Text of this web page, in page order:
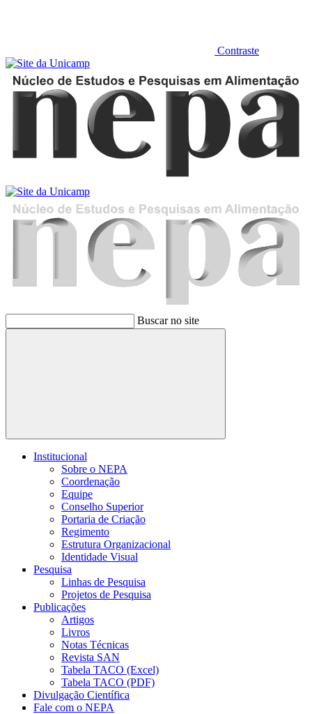
Contraste
Buscar no site
Buscar
Institucional
Sobre o NEPA
Coordenação
Equipe
Conselho Superior
Portaria de Criação
Regimento
Estrutura Organizacional
Identidade Visual
Pesquisa
Linhas de Pesquisa
Projetos de Pesquisa
Publicações
Artigos
Livros
Notas Técnicas
Revista SAN
Tabela TACO (Excel)
Tabela TACO (PDF)
Divulgação Científica
Fale com o NEPA